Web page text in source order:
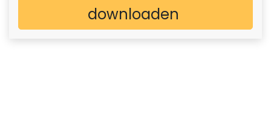
downloaden